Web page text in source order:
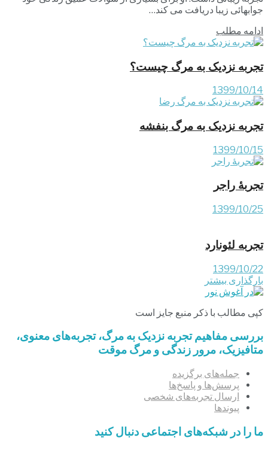
جوابهائی زیبا دریافت می کند…
ادامه مطلب
تجربه نزدیک به مرگ چیست؟
1399/10/14
تجربه نزدیک به مرگ بنفشه
1399/10/15
تجربۀ راجر
1399/10/25
تجربه لئونارد
1399/10/22
بارگذاری بیشتر
کپی مطالب با ذکر منبع جایز است
بررسی مفاهیم تجربه‌ نزدیک به مرگ، تجربه‌های معنوی،
متافیزیک، مرور زندگی و مرگ موقت
جمله‌های برگزیده
پرسش‌ها و پاسخ‌ها
ارسال تجربه‌های شخصی
پیوندها
ما را در شبکه‌های اجتماعی دنبال کنید